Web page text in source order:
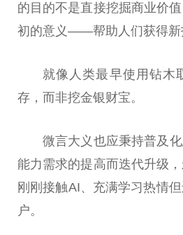
的目的不是直接挖掘商业价
初的意义——帮助人们获得新
就像人类最早使用钻木
存，而非挖金银财宝。
微言大义也应秉持普及
能力需求的提高而迭代升级
刚刚接触AI、充满学习热情
户。